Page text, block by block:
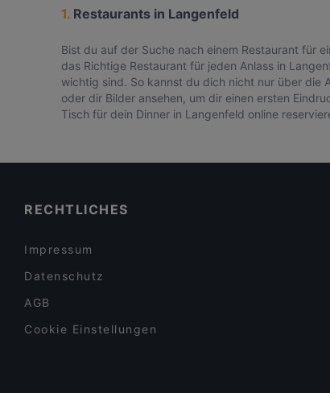
1. Restaurants in Langenfeld
Bist du auf der Suche nach einem Restaurant für
das Richtige Restaurant für jeden Anlass in
wichtig sind. So kannst du dich nicht nur über die
oder dir Bilder ansehen, um dir einen ersten
Tisch für dein Dinner in Langenfeld online
RECHTLICHES
Impressum
Datenschutz
AGB
Cookie Einstellungen